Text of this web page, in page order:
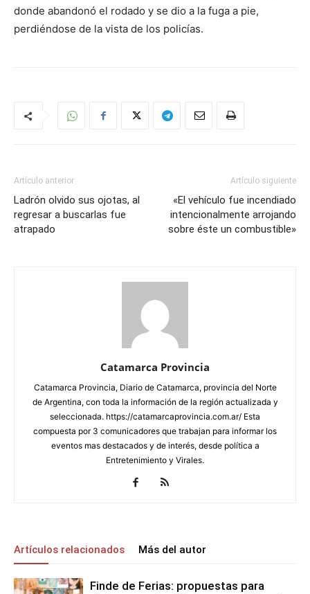
donde abandonó el rodado y se dio a la fuga a pie,
perdiéndose de la vista de los policías.
Artículo anterior
Ladrón olvido sus ojotas, al
regresar a buscarlas fue
atrapado
Artículo siguiente
«El vehículo fue incendiado
intencionalmente arrojando
sobre éste un combustible»
Catamarca Provincia
Catamarca Provincia, Diario de Catamarca, provincia del Norte
de Argentina, con toda la información de la región actualizada y
seleccionada. https://catamarcaprovincia.com.ar/ Esta
compuesta por 3 comunicadores que trabajan para informar los
eventos mas destacados y de interés, desde política a
Entretenimiento y Virales.
Artículos relacionados Más del autor
Finde de Ferias: propuestas para